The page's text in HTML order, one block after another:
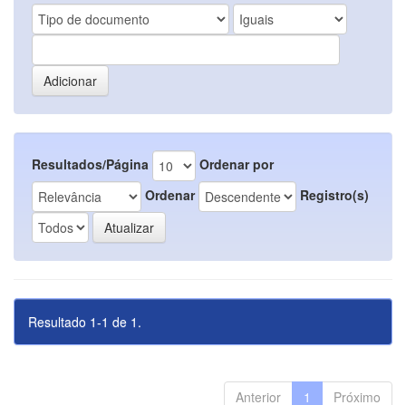
Resultados/Página
Ordenar por
Ordenar
Registro(s)
Resultado 1-1 de 1.
Anterior 1 Próximo